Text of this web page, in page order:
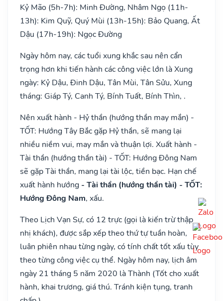
Kỷ Mão (5h-7h): Minh Đường, Nhâm Ngọ (11h-
13h): Kim Quỹ, Quý Mùi (13h-15h): Bảo Quang, Ất
Dậu (17h-19h): Ngọc Đường
Ngày hôm nay, các tuổi xung khắc sau nên cẩn
trọng hơn khi tiến hành các công việc lớn là Xung
ngày: Kỷ Dậu, Đinh Dậu, Tân Mùi, Tân Sửu, Xung
tháng: Giáp Tý, Canh Tý, Bính Tuất, Bính Thìn, .
Nên xuất hành - Hỷ thần (hướng thần may mắn) -
TỐT: Hướng Tây Bắc gặp Hỷ thần, sẽ mang lại
nhiều niềm vui, may mắn và thuận lợi. Xuất hành -
Tài thần (hướng thần tài) - TỐT: Hướng Đông Nam
sẽ gặp Tài thần, mang lại tài lộc, tiền bạc. Hạn chế
xuất hành hướng - Tài thần (hướng thần tài) - TỐT:
Hướng Đông Nam, xấu.
Theo Lịch Vạn Sự, có 12 trực (gọi là kiến trừ thập
nhị khách), được sắp xếp theo thứ tự tuần hoàn,
luân phiên nhau từng ngày, có tính chất tốt xấu tùy
theo từng công việc cụ thể. Ngày hôm nay, lịch âm
ngày 21 tháng 5 năm 2020 là Thành (Tốt cho xuất
hành, khai trương, giá thú. Tránh kiện tụng, tranh